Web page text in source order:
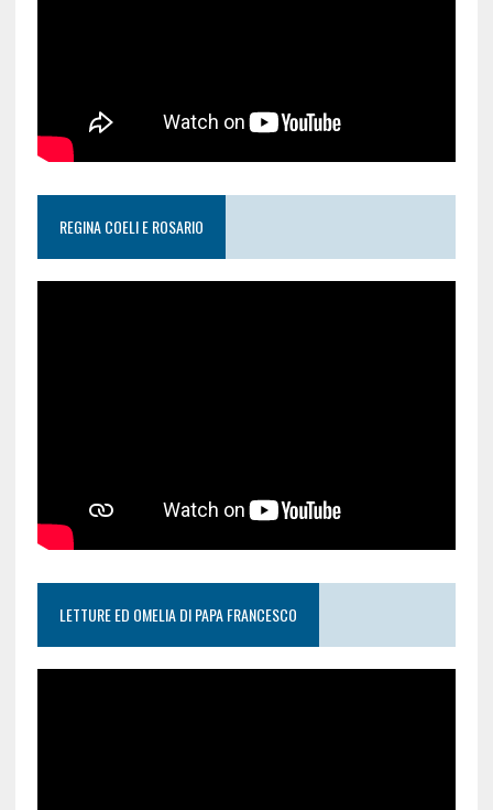
REGINA COELI E ROSARIO
LETTURE ED OMELIA DI PAPA FRANCESCO